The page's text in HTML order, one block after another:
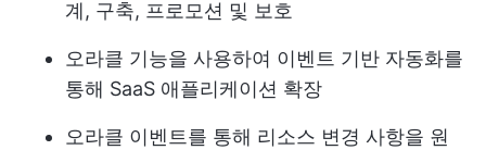
계, 구축, 프로모션 및 보호
오라클 기능을 사용하여 이벤트 기반 자동화를
통해 SaaS 애플리케이션 확장
오라클 이벤트를 통해 리소스 변경 사항을 원